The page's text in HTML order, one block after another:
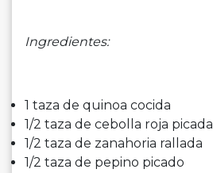
Ingredientes:
1 taza de quinoa cocida
1/2 taza de cebolla roja picada
1/2 taza de zanahoria rallada
1/2 taza de pepino picado